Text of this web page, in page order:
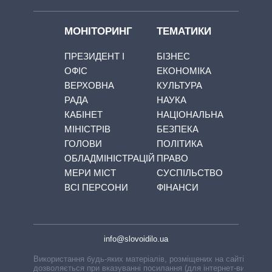
МОНІТОРИНГ
ПРЕЗИДЕНТ І
ОФІС
ВЕРХОВНА
РАДА
КАБІНЕТ
МІНІСТРІВ
ГОЛОВИ
ОБЛАДМІНІСТРАЦІЙ
МЕРИ МІСТ
ВСІ ПЕРСОНИ
ТЕМАТИКИ
БІЗНЕС
ЕКОНОМІКА
КУЛЬТУРА
НАУКА
НАЦІОНАЛЬНА
БЕЗПЕКА
ПОЛІТИКА
ПРАВО
СУСПІЛЬСТВО
ФІНАНСИ
info@slovoidilo.ua
Використання будь-яких матеріалів, розміщених на сайті,
дозволяється при вказуванні посилання (для інтернет-видань